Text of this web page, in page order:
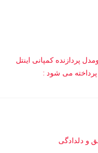
پردازنده کمپانی اینتل
و دلدادگی